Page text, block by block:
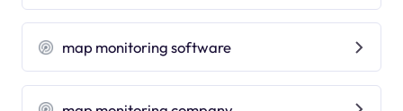
map monitoring software